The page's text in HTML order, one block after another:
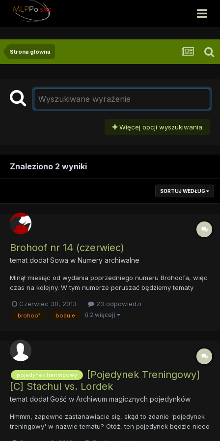
Strona główna
Więcej opcji wyszukiwania
Znaleziono 2 wyniki
SORTUJ WEDŁUG
Brohoof nr 14 (czerwiec)
temat dodałSowa w Numery archiwalne
Minął miesiąc od wydania poprzedniego numeru Brohoofa, więc
czas na kolejny. W tym numerze poruszać będziemy tematy
Equestria Grils, Akcja Antyhejter kucykowy, dwa ciekawe
wywiady, oraz wiele recenzji fanfików — to tylko część
Czerwiec 30, 2013 23 odpowiedzi
brohoof bobule (i 2 więcej)
pojedynek treningowy
[Pojedynek Treningowy]
[C] Stachul vs. Lordek
temat dodał Gość w Archiwum magicznych pojedynków
Hmmm, zapewne zastanawiacie się, skąd to zdanie 'pojedynek
treningowy' w nazwie tematu? Otóż, ten pojedynek będzie nieco